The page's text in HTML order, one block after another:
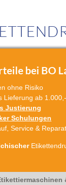
bei BO
ohne Risiko
Lieferung ab
Justierung
Schulungen
Service &